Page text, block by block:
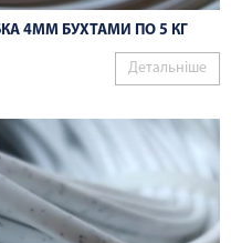
4ММ БУХТАМИ ПО 5 КГ
Детальніше